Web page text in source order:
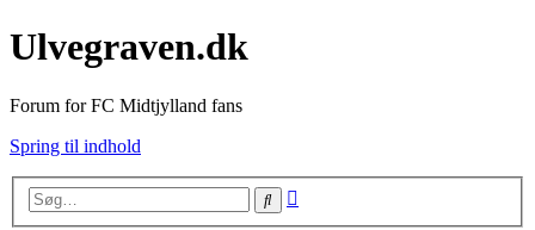
Ulvegraven.dk
Forum for FC Midtjylland fans
Spring til indhold
Søg